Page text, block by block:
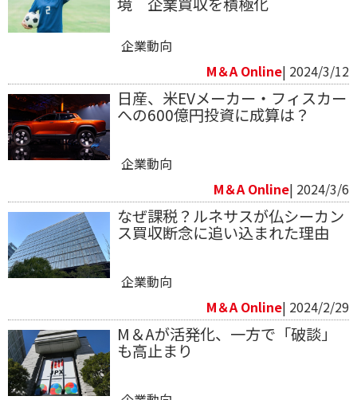
企業動向
M＆A Online| 2024/3/12
日産、米EVメーカー・フィスカー
への600億円投資に成算は？
企業動向
M＆A Online| 2024/3/6
なぜ課税？ルネサスが仏シーカン
ス買収断念に追い込まれた理由
企業動向
M＆A Online| 2024/2/29
M＆Aが活発化、一方で「破談」
も高止まり